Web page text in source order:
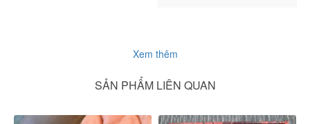
Xem thêm
SẢN PHẨM LIÊN QUAN